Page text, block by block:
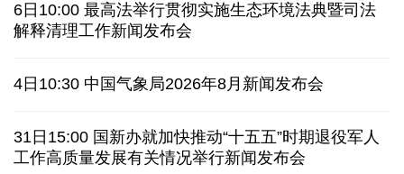
俄外交部说日本加速"再军事化"扰乱地区及全球安全
被曝酒驾、盗窃、猥亵等 日本自卫队多人遭受处分
也门胡塞武装称袭击政府军集结地 造成数百人伤亡
6日10:00 最高法举行贯彻实施生态环境法典暨司法
解释清理工作新闻发布会
4日10:30 中国气象局2026年8月新闻发布会
31日15:00 国新办就加快推动“十五五”时期退役军人
工作高质量发展有关情况举行新闻发布会